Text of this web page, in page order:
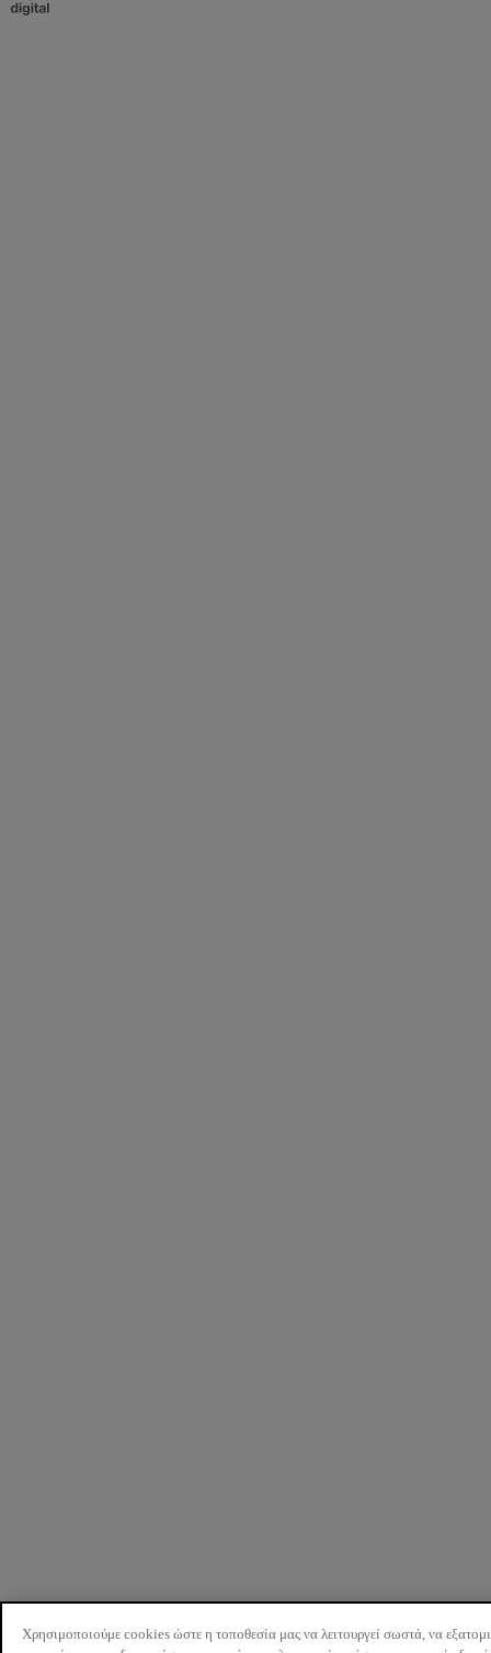
Χρησιμοποιούμε cookies ώστε η τοποθεσία μας να λειτουργεί σωστά, να